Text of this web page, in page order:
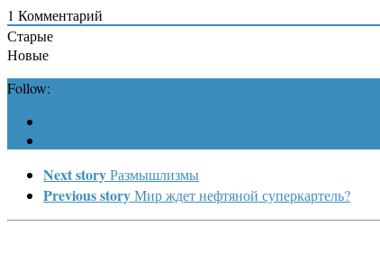
1 Комментарий
Старые
Новые
Follow:
Next storyРазмышлизмы
Previous storyМир ждет нефтяной суперкартель?